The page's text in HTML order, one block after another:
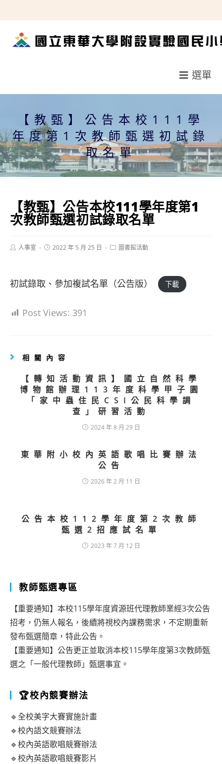
轉
選單
【教甄】公告本校111學
年度第1次教師甄選初試錄
取名單
【教甄】公告本校111學年度第1
次教師甄選初試錄取名單
Post人事室
Post2022 年 5 月 25 日
Post圖書館活動
初試錄取、參加複試名單（公告版） 下載
Post Views: 391
相關內容
【轉知活動資訊】國立自然科學
博物館辦理113年度科學甲子園
「家中蟲住民CSI公民科學調
查」研習活動
2024 年 8 月 29 日
東華附小校內英語歌唱比賽辦法
公告
2026 年 2 月 11 日
公告本校112學年度第2次教師
甄選2招應試名單
2023 年 7 月 12 日
教師甄選專區
【重要通知】本校115學年度資源班代理教師業經3次公告
招考，仍無人報名，後續將視校內課務需求，不定期重新
發布甄選簡章，特此公告。
【重要通知】公告更正並取消本校115學年度第3次教師甄
選之「一般代理教師」甄選事宜。
🏆校內競賽辦法
🔹全校美字大賽實施計畫
🔹校內語文競賽辦法
🔹校內英語歌唱競賽辦法
🔹校內英語歌唱競賽影片